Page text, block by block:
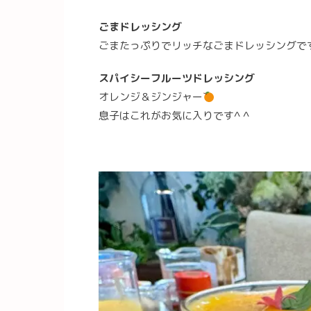
ごまドレッシング
ごまたっぷりでリッチなごまドレッシングで
スパイシーフルーツドレッシング
オレンジ＆ジンジャー
息子はこれがお気に入りです^ ^